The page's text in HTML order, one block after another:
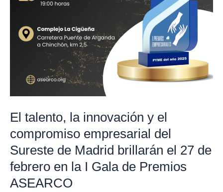
El talento, la innovación y el
compromiso empresarial del
Sureste de Madrid brillarán el 27 de
febrero en la I Gala de Premios
ASEARCO
Sureste
de
27
febrero
en
la
I
Gala